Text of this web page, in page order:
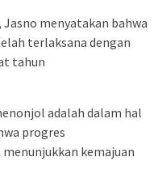
menyatakan bahwa
terlaksana dengan
tahun
adalah dalam hal
progres
kemajuan